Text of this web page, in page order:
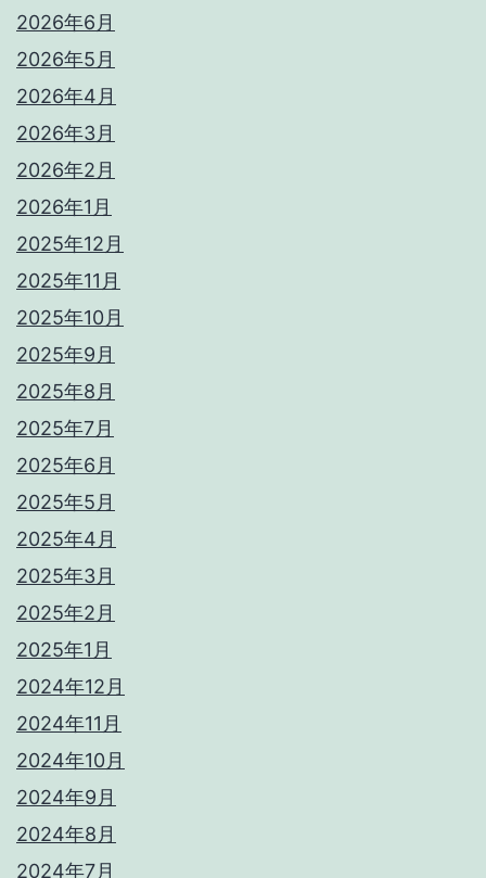
2026年6月
2026年5月
2026年4月
2026年3月
2026年2月
2026年1月
2025年12月
2025年11月
2025年10月
2025年9月
2025年8月
2025年7月
2025年6月
2025年5月
2025年4月
2025年3月
2025年2月
2025年1月
2024年12月
2024年11月
2024年10月
2024年9月
2024年8月
2024年7月